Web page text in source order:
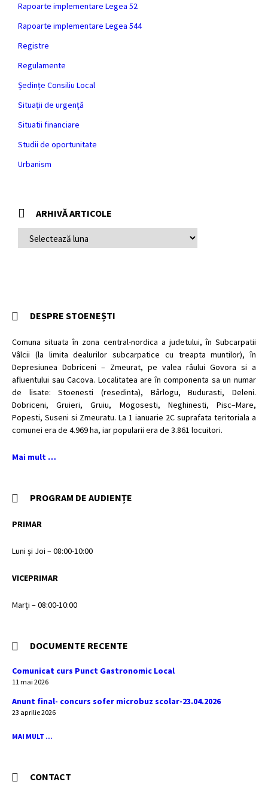
Rapoarte implementare Legea 52
Rapoarte implementare Legea 544
Registre
Regulamente
Ședințe Consiliu Local
Situații de urgență
Situatii financiare
Studii de oportunitate
Urbanism
ARHIVĂ ARTICOLE
ARTICOLE
DESPRE STOENEȘTI
Comuna situata în zona central-nordica a judetului, în Subcarpatii
Vâlcii (la limita dealurilor subcarpatice cu treapta muntilor), în
Depresiunea Dobriceni – Zmeurat, pe valea râului Govora si a
afluentului sau Cacova. Localitatea are în componenta sa un numar
de lisate: Stoenesti (resedinta), Bârlogu, Budurasti, Deleni.
Dobriceni, Gruieri, Gruiu, Mogosesti, Neghinesti, Pisc–Mare,
Popesti, Suseni si Zmeuratu. La 1 ianuarie 2C suprafata teritoriala a
comunei era de 4.969 ha, iar popularii era de 3.861 locuitori.
Mai mult …
PROGRAM DE AUDIENȚE
PRIMAR
Luni și Joi – 08:00-10:00
VICEPRIMAR
Marți – 08:00-10:00
DOCUMENTE RECENTE
Comunicat curs Punct Gastronomic Local
11 mai 2026
Anunt final- concurs sofer microbuz scolar-23.04.2026
23 aprilie 2026
MAI MULT ...
CONTACT